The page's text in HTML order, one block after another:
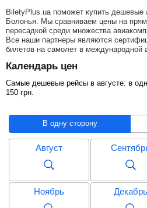
BiletyPlus.ua поможет купить
Болонья. Мы сравниваем цены на
пересадкой среди множества
Все наши партнеры являются
билетов на самолет в международной
Календарь цен
Самые дешевые рейсы в августе: в
150 грн
В одну сторону
Август
Ноябрь Декабрь